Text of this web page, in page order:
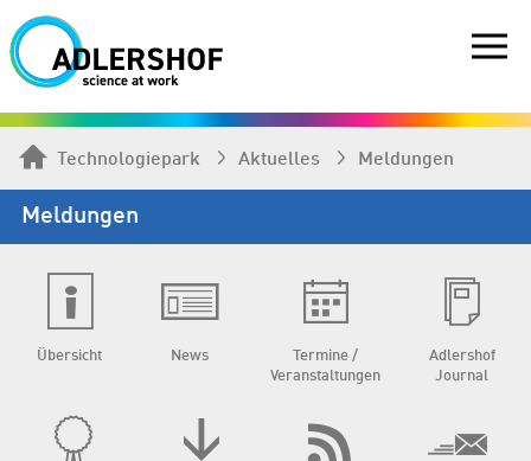
Technologiepark Aktuelles Meldungen
Meldungen
Übersicht News
Termine /
Veranstaltungen
Adlershof
Journal